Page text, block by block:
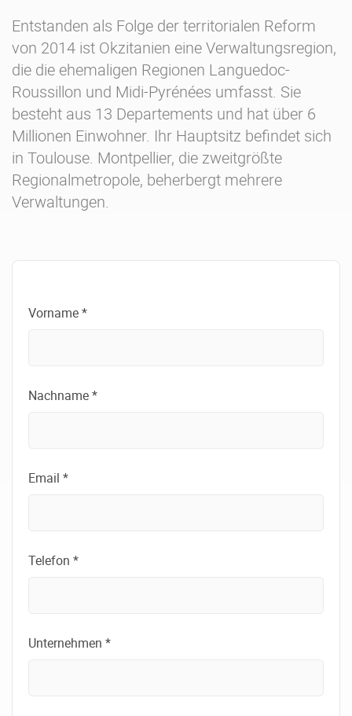
Kontakt
Testen Sie eXo
Entstanden als Folge der territorialen Reform
von 2014 ist Okzitanien eine Verwaltungsregion,
die die ehemaligen Regionen Languedoc-
Roussillon und Midi-Pyrénées umfasst. Sie
besteht aus 13 Departements und hat über 6
Millionen Einwohner. Ihr Hauptsitz befindet sich
in Toulouse. Montpellier, die zweitgrößte
Regionalmetropole, beherbergt mehrere
Verwaltungen.
Vorname *
Nachname *
Email *
Telefon *
Unternehmen *